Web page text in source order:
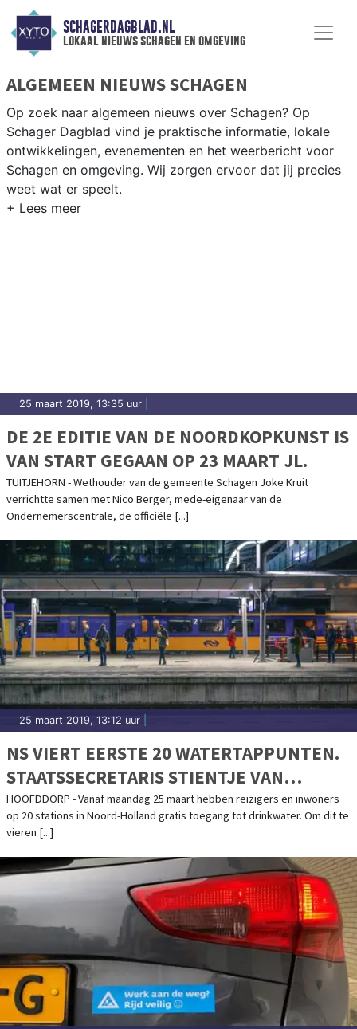
SCHAGERDAGBLAD.NL
lokaal nieuws schagen en omgeving
ALGEMEEN NIEUWS SCHAGEN
Op zoek naar algemeen nieuws over Schagen? Op
Schager Dagblad vind je praktische informatie, lokale
ontwikkelingen, evenementen en het weerbericht voor
Schagen en omgeving. Wij zorgen ervoor dat jij precies
weet wat er speelt.
25 maart 2019, 13:35 uur
DE 2E EDITIE VAN DE NOORDKOPKUNST IS
VAN START GEGAAN OP 23 MAART JL.
TUITJEHORN - Wethouder van de gemeente Schagen Joke Kruit
verrichtte samen met Nico Berger, mede-eigenaar van de
Ondernemerscentrale, de officiële [...]
25 maart 2019, 13:12 uur
NS VIERT EERSTE 20 WATERTAPPUNTEN.
STAATSSECRETARIS STIENTJE VAN
VELDHOVEN OPENT WATERTAPPUNT IN
HOOFDDORP
HOOFDDORP - Vanaf maandag 25 maart hebben reizigers en inwoners
op 20 stations in Noord-Holland gratis toegang tot drinkwater. Om dit te
vieren [...]